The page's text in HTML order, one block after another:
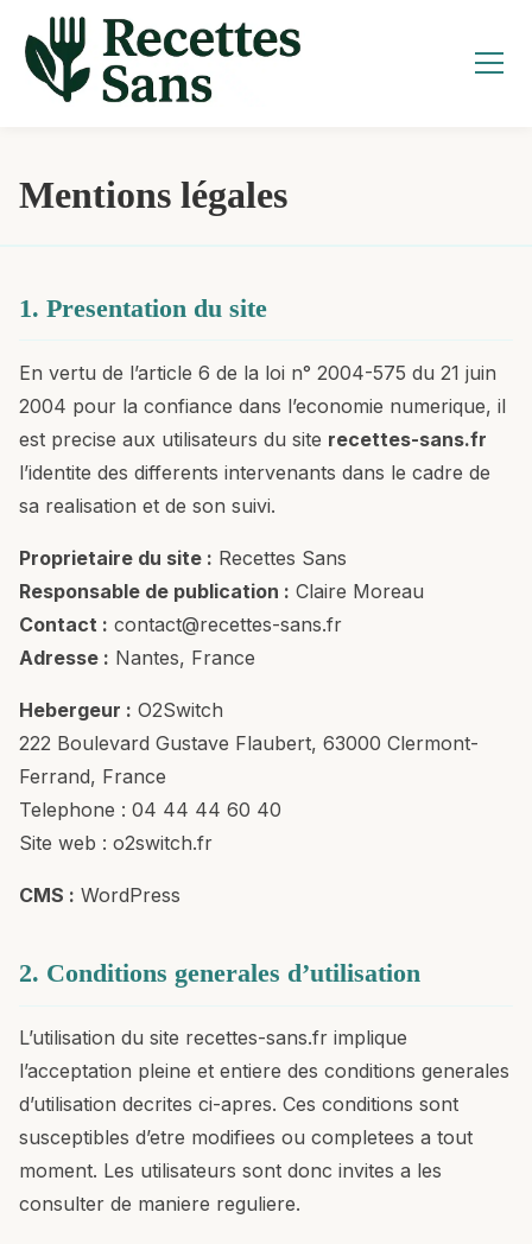
contenu
Mentions légales
1. Presentation du site
En vertu de l’article 6 de la loi n° 2004-575 du 21 juin
2004 pour la confiance dans l’economie numerique, il
est precise aux utilisateurs du site recettes-sans.fr
l’identite des differents intervenants dans le cadre de
sa realisation et de son suivi.
Proprietaire du site : Recettes Sans
Responsable de publication : Claire Moreau
Contact : contact@recettes-sans.fr
Adresse : Nantes, France
Hebergeur : O2Switch
222 Boulevard Gustave Flaubert, 63000 Clermont-
Ferrand, France
Telephone : 04 44 44 60 40
Site web : o2switch.fr
CMS : WordPress
2. Conditions generales d’utilisation
L’utilisation du site recettes-sans.fr implique
l’acceptation pleine et entiere des conditions generales
d’utilisation decrites ci-apres. Ces conditions sont
susceptibles d’etre modifiees ou completees a tout
moment. Les utilisateurs sont donc invites a les
consulter de maniere reguliere.